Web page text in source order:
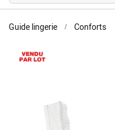
Accueil
Guide lingerie ConfortsLot
Skip